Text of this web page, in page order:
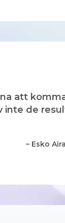
att
inte de
– Esko